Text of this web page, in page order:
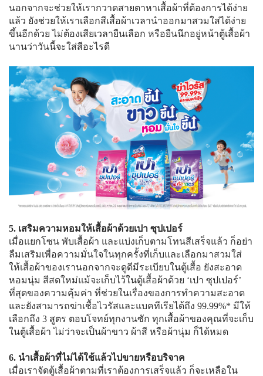
นอกจากจะช่วยให้เรากวาดสายตาหาเสื้อผ้าที่ต้องการได้ง่าย
แล้ว ยังช่วยให้เราเลือกสีเสื้อผ้าเวลานำออกมาสวมใส่ได้ง่าย
ขึ้นอีกด้วย ไม่ต้องเสียเวลายืนเลือก หรือยืนนึกอยู่หน้าตู้เสื้อผ้า
นานว่าวันนี้จะใส่สีอะไรดี
5. เสริมความหอมให้เสื้อผ้าด้วยเปา ซุปเปอร์
เมื่อแยกโซน พับเสื้อผ้า และแบ่งเก็บตามโทนสีเสร็จแล้ว ก็อย่า
ลืมเสริมเพื่อความมั่นใจในทุกครั้งที่เก็บและเลือกมาสวมใส่
ให้เสื้อผ้าของเรานอกจากจะดูดีมีระเบียบในตู้เสื้อ ยังสะอาด
หอมนุ่ม สีสดใหม่แม้จะเก็บไว้ในตู้เสื้อผ้าด้วย ‘เปา ซุปเปอร์’
ที่สุดของความคุ้มค่า ที่ช่วยในเรื่องของการทำความสะอาด
และยังสามารถฆ่าเชื้อไวรัสและแบคทีเรียได้ถึง 99.99%* มีให้
เลือกถึง 3 สูตร ตอบโจทย์ทุกงานซัก ทุกเสื้อผ้าของคุณที่จะเก็บ
ในตู้เสื้อผ้า ไม่ว่าจะเป็นผ้าขาว ผ้าสี หรือผ้านุ่ม ก็ได้หมด
6. นำเสื้อผ้าที่ไม่ได้ใช้แล้วไปขายหรือบริจาค
เมื่อเราจัดตู้เสื้อผ้าตามที่เราต้องการเสร็จแล้ว ก็จะเหลือใน